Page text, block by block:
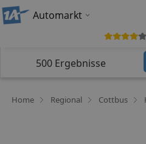
Automarkt
500 Ergebnisse
Home Regional Cottbus